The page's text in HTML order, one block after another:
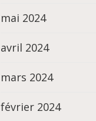
mai 2024
avril 2024
mars 2024
février 2024